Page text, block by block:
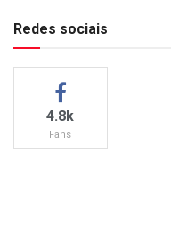
Redes sociais
4.8k
Fans